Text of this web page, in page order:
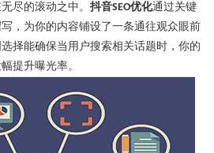
尽的滚动之中。抖音SEO优化通过关键
，为你的内容铺设了一条通往观众眼前
择能确保当用户搜索相关话题时，你的
提升曝光率。